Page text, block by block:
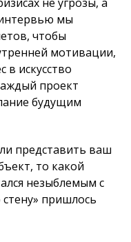
мы
чтобы
мотивации,
в искусство
проект
будущим
представить ваш
то какой
незыблемым с
пришлось